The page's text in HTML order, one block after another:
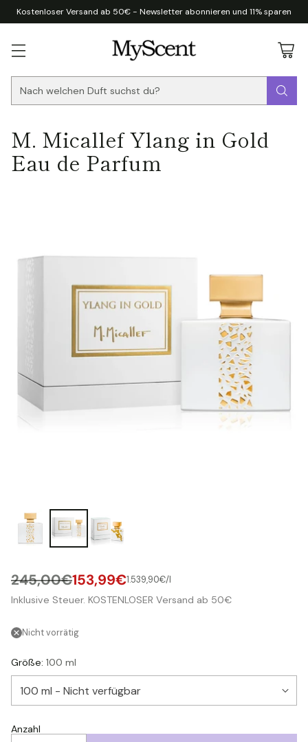
Nach welchen Duft suchst du?
Kostenloser Versand ab 50€ - Newsletter abonnieren und 11% sparen
M. Micallef Ylang in Gold
Eau de Parfum
Normaler
245,00€153,99€Stückpreis
1.539,90€/
pro l
Inklusive Steuer. KOSTENLOSER Versand ab 50€
Nicht vorrätig
Größe: 100 ml
Anzahl